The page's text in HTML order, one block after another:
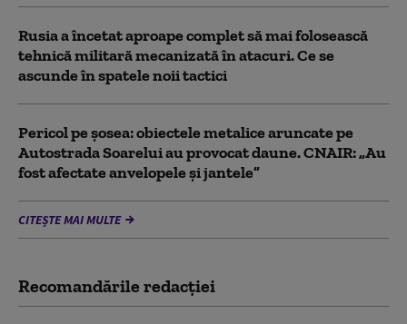
Rusia a încetat aproape complet să mai folosească
tehnică militară mecanizată în atacuri. Ce se
ascunde în spatele noii tactici
Pericol pe șosea: obiectele metalice aruncate pe
Autostrada Soarelui au provocat daune. CNAIR: „Au
fost afectate anvelopele și jantele”
CITEȘTE MAI MULTE
Recomandările redacţiei